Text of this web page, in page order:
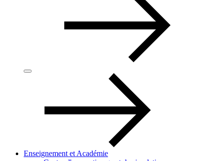
Enseignement et Académie